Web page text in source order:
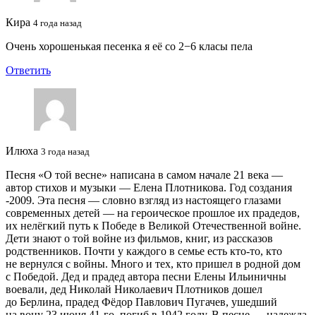
Кира 4 года назад
Очень хорошенькая песенка я её со 2−6 класы пела
Ответить
Илюха 3 года назад
Песня «О той весне» написана в самом начале 21 века —
автор стихов и музыки — Елена Плотникова. Год создания
-2009. Эта песня — словно взгляд из настоящего глазами
современных детей — на героическое прошлое их прадедов,
их нелёгкий путь к Победе в Великой Отечественной войне.
Дети знают о той войне из фильмов, книг, из рассказов
родственников. Почти у каждого в семье есть кто-то, кто
не вернулся с войны. Много и тех, кто пришел в родной дом
с Победой. Дед и прадед автора песни Елены Ильиничны
воевали, дед Николай Николаевич Плотников дошел
до Берлина, прадед Фёдор Павлович Пугачев, ушедший